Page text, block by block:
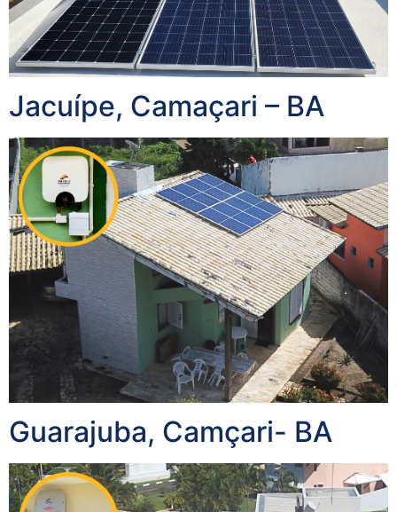
Jacuípe, Camaçari – BA
Guarajuba, Camçari- BA